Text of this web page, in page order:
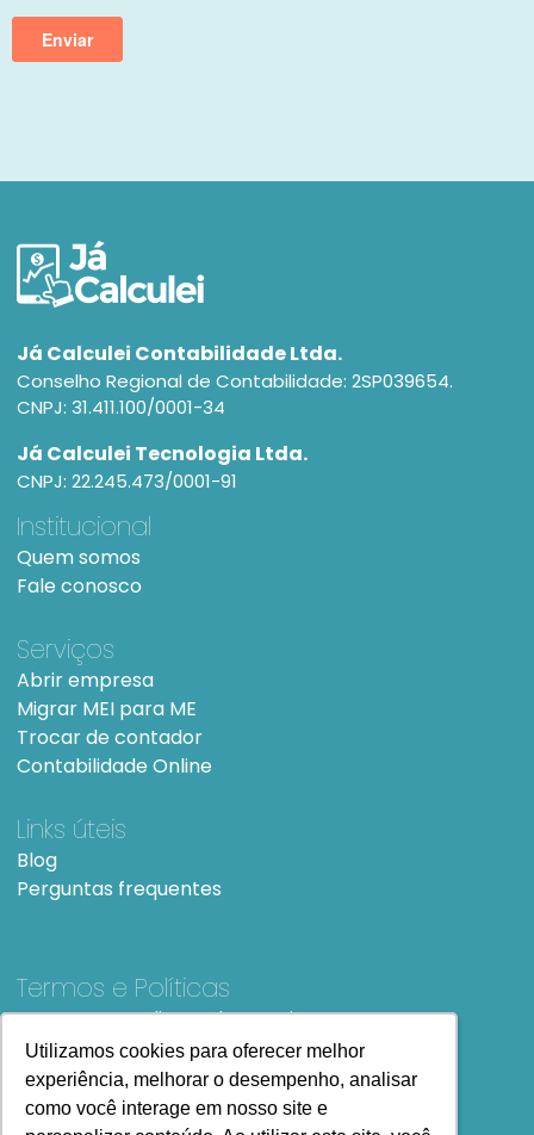
Utilizamos cookies para oferecer melhor
experiência, melhorar o desempenho, analisar
como você interage em nosso site e
Utilizamos cookies para oferecer melhor
experiência, melhorar o desempenho, analisar
como você interage em nosso site e
Já Calculei Contabilidade Ltda.
Conselho Regional de Contabilidade: 2SP039654.
CNPJ: 31.411.100/0001-34
Já Calculei Tecnologia Ltda.
CNPJ: 22.245.473/0001-91
Institucional
Quem somos
Fale conosco
Serviços
Abrir empresa
Migrar MEI para ME
Trocar de contador
Contabilidade Online
Links úteis
Blog
Perguntas frequentes
Termos e Políticas
Termos e condições de UsoSiteMap